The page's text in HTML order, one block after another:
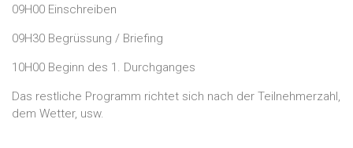
09H00 Einschreiben
09H30 Begrüssung / Briefing
10H00 Beginn des 1. Durchganges
Das restliche Programm richtet sich nach der Teilnehmerzahl,
dem Wetter, usw.